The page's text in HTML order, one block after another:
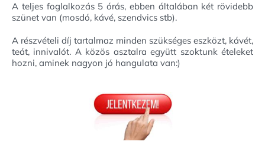
A teljes foglalkozás 5 órás, ebben általában két rövidebb
szünet van (mosdó, kávé, szendvics stb).
A részvételi díj tartalmaz minden szükséges eszközt, kávét,
teát, innivalót. A közös asztalra együtt szoktunk ételeket
hozni, aminek nagyon jó hangulata van:)